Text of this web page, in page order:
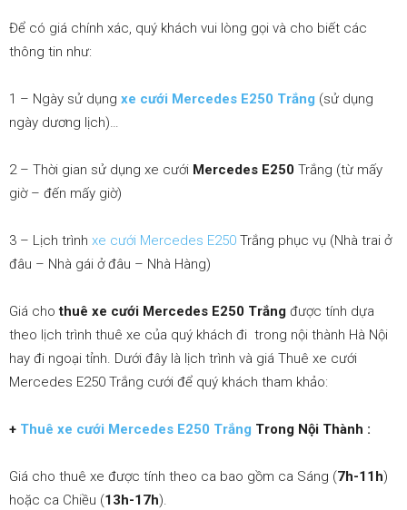
Để có giá chính xác, quý khách vui lòng gọi và cho biết các
thông tin như:
1 – Ngày sử dụng xe cưới Mercedes E250 Trắng (sử dụng
ngày dương lịch)…
2 – Thời gian sử dụng xe cưới Mercedes E250 Trắng (từ mấy
giờ – đến mấy giờ)
3 – Lịch trình xe cưới Mercedes E250 Trắng phục vụ (Nhà trai ở
đâu – Nhà gái ở đâu – Nhà Hàng)
Giá chothuê xe cưới Mercedes E250 Trắng được tính dựa
theo lịch trình thuê xe của quý khách đi trong nội thành Hà Nội
hay đi ngoại tỉnh. Dưới đây là lịch trình và giá Thuê xe cưới
Mercedes E250 Trắng cưới để quý khách tham khảo:
+ Thuê xe cưới Mercedes E250 Trắng Trong Nội Thành :
Giá cho thuê xe được tính theo ca bao gồm ca Sáng (7h-11h)
hoặc ca Chiều (13h-17h).